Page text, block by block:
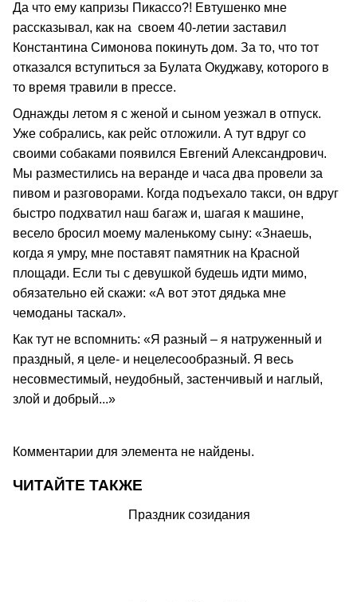
Да что ему капризы Пикассо?! Евтушенко мне
рассказывал, как на своем 40-летии заставил
Константина Симонова покинуть дом. За то, что тот
отказался вступиться за Булата Окуджаву, которого в
то время травили в прессе.
Однажды летом я с женой и сыном уезжал в отпуск.
Уже собрались, как рейс отложили. А тут вдруг со
своими собаками появился Евгений Александрович.
Мы разместились на веранде и часа два провели за
пивом и разговорами. Когда подъехало такси, он вдруг
быстро подхватил наш багаж и, шагая к машине,
весело бросил моему маленькому сыну: «Знаешь,
когда я умру, мне поставят памятник на Красной
площади. Если ты с девушкой будешь идти мимо,
обязательно ей скажи: «А вот этот дядька мне
чемоданы таскал».
Как тут не вспомнить: «Я разный – я натруженный и
праздный, я целе- и нецелесообразный. Я весь
несовместимый, неудобный, застенчивый и наглый,
злой и добрый...»
Комментарии для элемента не найдены.
ЧИТАЙТЕ ТАКЖЕ
Праздник созидания